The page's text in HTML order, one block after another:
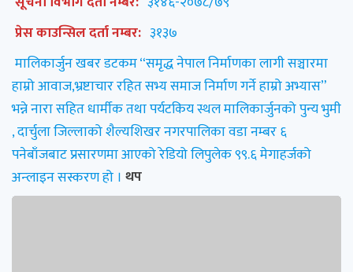
प्रेस काउन्सिल दर्ता नम्बर: ३१३७
मालिकार्जुन खबर डटकम “समृद्ध नेपाल निर्माणका लागी सञ्चारमा
हाम्रो आवाज,भ्रष्टाचार रहित सभ्य समाज निर्माण गर्ने हाम्रो अभ्यास”
भन्ने नारा सहित धार्मीक तथा पर्यटकिय स्थल मालिकार्जुनको पुन्य भुमी
, दार्चुला जिल्लाको शैल्यशिखर नगरपालिका वडा नम्बर ६
पनेबाँजबाट प्रसारणमा आएको रेडियो लिपुलेक ९९.६ मेगाहर्जको
अन्लाइन सस्करण हो । थप